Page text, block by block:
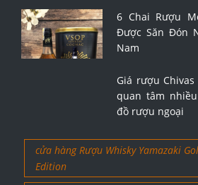
6 Chai Rượu
Được Săn Đón
Nam
Giá rượu
quan tâm
đồ rượu ngoại
cửa hàng Rượu Whisky Yamazaki
Edition